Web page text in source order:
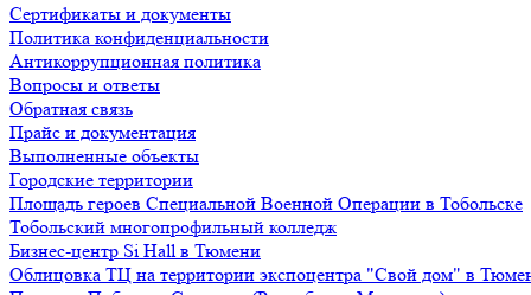
Сертификаты и документы
Политика конфиденциальности
Антикоррупционная политика
Вопросы и ответы
Обратная связь
Прайс и документация
Выполненные объекты
Городские территории
Площадь героев Специальной Военной Операции в Тобольске
Тобольский многопрофильный колледж
Бизнес-центр Si Hall в Тюмени
Облицовка ТЦ на территории экспоцентра "Свой дом" в